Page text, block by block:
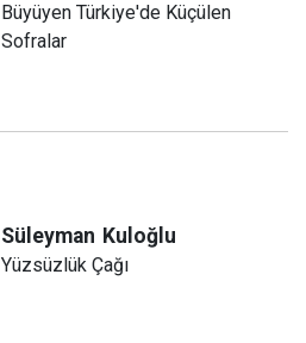
Büyüyen Türkiye'de Küçülen
Sofralar
Süleyman Kuloğlu
Yüzsüzlük Çağı